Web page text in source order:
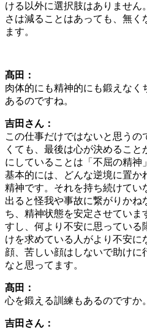
ける以外に選択肢はありませ
さは減ることはあっても、無
ます。
髙田：
肉体的にも精神的にも鍛えなく
あるのですね。
吉田さん：
この仕事だけではないと思う
くても、最後は心が決めるこ
にしていることは「不屈の精神
基本的には、どんな逆境に置か
精神です。それを持ち続けてい
出ると怪我や事故に繋がりか
ち、精神状態を安定させていま
すし、何より不安に思っている
けを求めている人がより不安に
顔、苦しい顔はしないで助け
なと思ってます。
髙田：
心を鍛える訓練もあるのですか。
吉田さん：